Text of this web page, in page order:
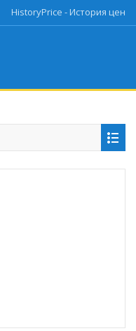
HistoryPrice - История цен